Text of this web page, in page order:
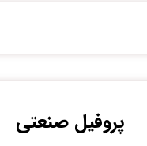
پروفیل صنعتی